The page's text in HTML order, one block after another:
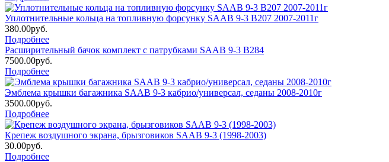
Уплотнительные кольца на топливную форсунку SAAB 9-3 B207 2007-2011г
380.00руб.
Подробнее
Расширительный бачок комплект с патрубками SAAB 9-3 B284
7500.00руб.
Подробнее
Эмблема крышки багажника SAAB 9-3 кабрио/универсал, седаны 2008-2010г
3500.00руб.
Подробнее
Крепеж воздушного экрана, брызговиков SAAB 9-3 (1998-2003)
30.00руб.
Подробнее